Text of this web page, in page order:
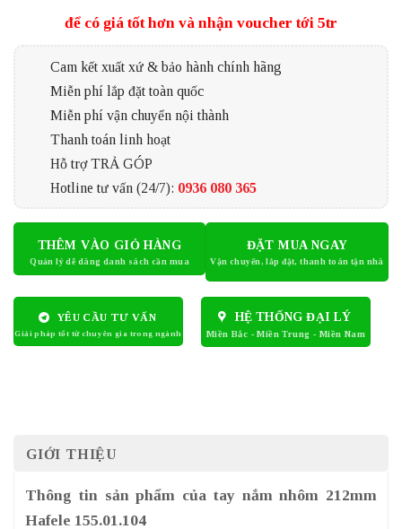
để có giá tốt hơn và nhận voucher tới 5tr
Cam kết xuất xứ & bảo hành chính hãng
Miễn phí lắp đặt toàn quốc
Miễn phí vận chuyển nội thành
Thanh toán linh hoạt
Hỗ trợ TRẢ GÓP
Hotline tư vấn (24/7): 0936 080 365
THÊM VÀO GIỎ HÀNG ĐẶT MUA NGAY
YÊU CẦU TƯ VẤN HỆ THỐNG ĐẠI LÝ
GIỚI THIỆU
Thông tin sản phẩm của tay nắm nhôm 212mm
Hafele 155.01.104